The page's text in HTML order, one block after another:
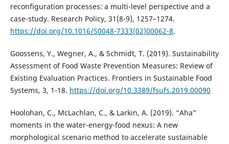
reconfiguration processes: a multi-level perspective and a
case-study. Research Policy, 31(8-9), 1257–1274.
https://doi.org/10.1016/S0048-7333(02)00062-8.
Goossens, Y., Wegner, A., & Schmidt, T. (2019). Sustainability
Assessment of Food Waste Prevention Measures: Review of
Existing Evaluation Practices. Frontiers in Sustainable Food
Systems, 3, 1-18. https://doi.org/10.3389/fsufs.2019.00090
Hoolohan, C., McLachlan, C., & Larkin, A. (2019). “Aha”
moments in the water-energy-food nexus: A new
morphological scenario method to accelerate sustainable